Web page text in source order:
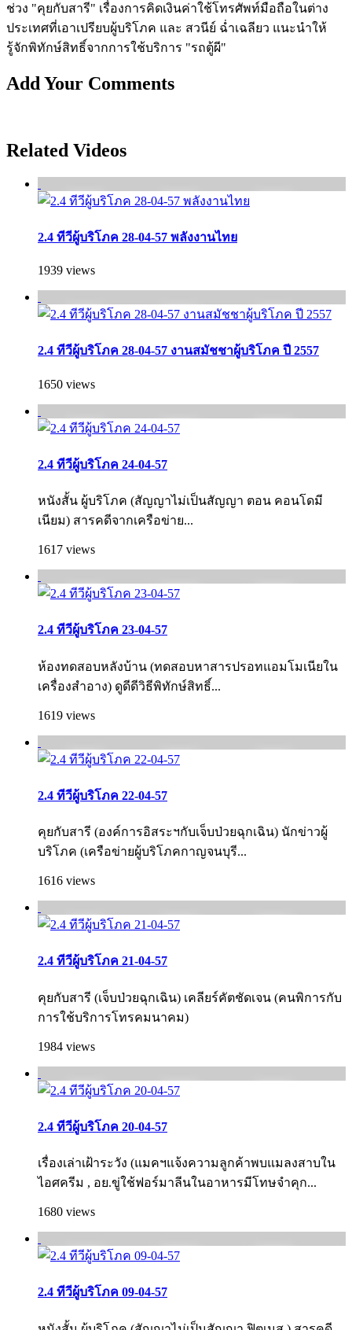
ช่วง "คุยกับสารี" เรื่องการคิดเงินค่าใช้โทรศัพท์มือถือในต่าง
ประเทศที่เอาเปรียบผู้บริโภค และ สวนีย์ ฉ่ำเฉลียว แนะนำให้
รู้จักพิทักษ์สิทธิ์จากการใช้บริก­าร "รถตู้ผี"
Add Your Comments
Related Videos
2.4 ทีวีผู้บริโภค 28-04-57 พลังงานไทย
1939 views
2.4 ทีวีผู้บริโภค 28-04-57 งานสมัชชาผู้บริโภค ปี 2557
1650 views
2.4 ทีวีผู้บริโภค 24-04-57
หนังสั้น ผู้บริโภค (สัญญาไม่เป็นสัญญา ตอน คอนโดมี
เนียม) สารคดีจากเครือข่าย...
1617 views
2.4 ทีวีผู้บริโภค 23-04-57
ห้องทดสอบหลังบ้าน (ทดสอบหาสารปรอทแอมโมเนียใน
เครื่องสำอาง) ดูดีดีวิธีพิทักษ์สิทธิ์...
1619 views
2.4 ทีวีผู้บริโภค 22-04-57
คุยกับสารี (องค์การอิสระฯกับเจ็บป่วยฉุกเฉิน) นักข่าวผู้
บริโภค (เครือข่ายผู้บริโภคกาญจนบุรี...
1616 views
2.4 ทีวีผู้บริโภค 21-04-57
คุยกับสารี (เจ็บป่วยฉุกเฉิน) เคลียร์คัตชัดเจน (คนพิการกับ
การใช้บริการโทรคมนาคม)
1984 views
2.4 ทีวีผู้บริโภค 20-04-57
เรื่องเล่าเฝ้าระวัง (แมคฯแจ้งความลูกค้าพบแมลงสาบใน
ไอศครีม , อย.ขู่ใช้ฟอร์มาลีนในอาหารมีโทษจำคุก...
1680 views
2.4 ทีวีผู้บริโภค 09-04-57